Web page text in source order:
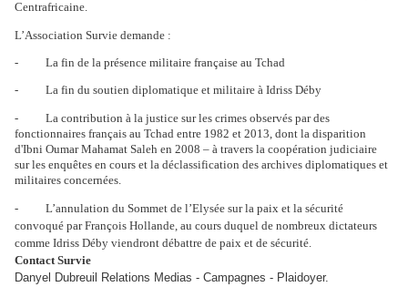
Centrafricaine.
L’Association Survie demande :
- La fin de la présence militaire française au Tchad
- La fin du soutien diplomatique et militaire à Idriss Déby
- La contribution à la justice sur les crimes observés par des
fonctionnaires français au Tchad entre 1982 et 2013, dont la disparition
d'Ibni Oumar Mahamat Saleh en 2008 – à travers la coopération judiciaire
sur les enquêtes en cours et la déclassification des archives diplomatiques et
militaires concernées.
- L’annulation du Sommet de l’Elysée sur la paix et la sécurité
convoqué par François Hollande, au cours duquel de nombreux dictateurs
comme Idriss Déby viendront débattre de paix et de sécurité.
Contact Survie
Danyel Dubreuil Relations Medias - Campagnes - Plaidoyer.